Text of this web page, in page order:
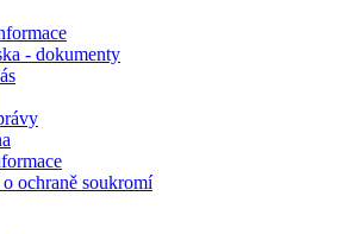
- dokumenty
ochraně soukromí